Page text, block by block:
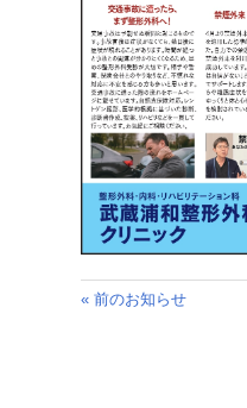
« 前のお知らせ